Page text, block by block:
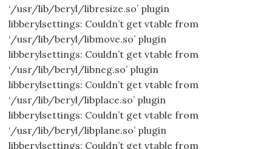
‘/usr/lib/beryl/libresize.so’ plugin
libberylsettings: Couldn’t get vtable from
‘/usr/lib/beryl/libmove.so’ plugin
libberylsettings: Couldn’t get vtable from
‘/usr/lib/beryl/libneg.so’ plugin
libberylsettings: Couldn’t get vtable from
‘/usr/lib/beryl/libplace.so’ plugin
libberylsettings: Couldn’t get vtable from
‘/usr/lib/beryl/libplane.so’ plugin
libberylsettings: Couldn’t get vtable from